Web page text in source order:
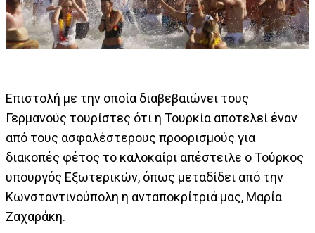
Επιστολή με την οποία διαβεβαιώνει τους
Γερμανούς τουρίστες ότι η Τουρκία αποτελεί έναν
από τους ασφαλέστερους προορισμούς για
διακοπές φέτος το καλοκαίρι απέστειλε ο Τούρκος
υπουργός Εξωτερικών, όπως μεταδίδει από την
Κωνσταντινούπολη η ανταποκρίτριά μας, Μαρία
Ζαχαράκη.